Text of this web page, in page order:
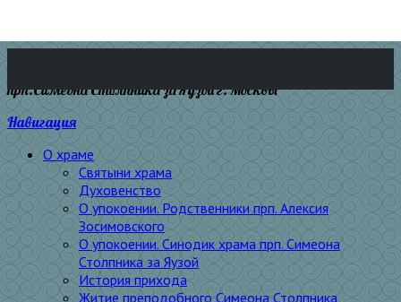
прп.Симеона Столпника за Яузой г. Москвы
Навигация
О храме
Святыни храма
Духовенство
О упокоении. Родственники прп. Алексия
Зосимовского
О упокоении. Синодик храма прп. Симеона
Столпника за Яузой
История прихода
Житие преподобного Симеона Столпника